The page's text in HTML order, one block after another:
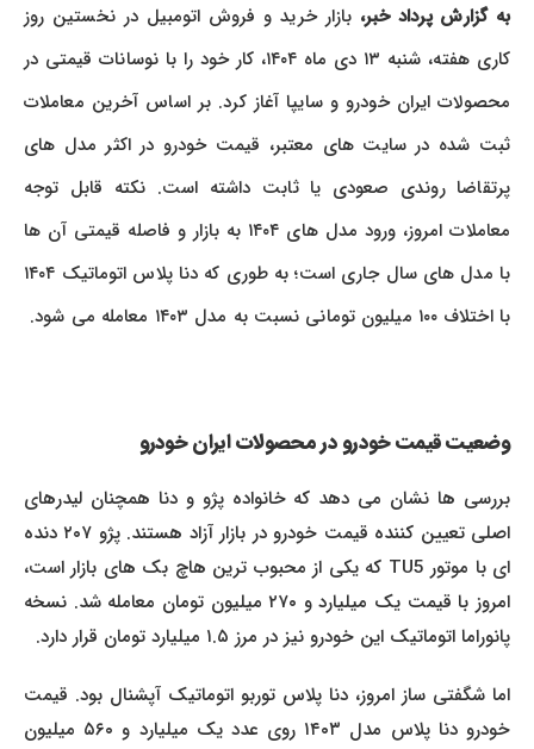
به گزارش پرداد خبر،بازار خرید و فروش اتومبیل در نخستین روز
کاری هفته، شنبه ۱۳ دی ماه ۱۴۰۴، کار خود را با نوسانات قیمتی در
محصولات ایران خودرو و سایپا آغاز کرد. بر اساس آخرین معاملات
ثبت شده در سایت های معتبر، قیمت خودرو در اکثر مدل های
پرتقاضا روندی صعودی یا ثابت داشته است. نکته قابل توجه
معاملات امروز، ورود مدل های ۱۴۰۴ به بازار و فاصله قیمتی آن ها
با مدل های سال جاری است؛ به طوری که دنا پلاس اتوماتیک ۱۴۰۴
با اختلاف ۱۰۰ میلیون تومانی نسبت به مدل ۱۴۰۳ معامله می شود.
وضعیت قیمت خودرو در محصولات ایران خودرو
بررسی ها نشان می دهد که خانواده پژو و دنا همچنان لیدرهای
اصلی تعیین کننده قیمت خودرو در بازار آزاد هستند. پژو ۲۰۷ دنده
ای با موتور TU5 که یکی از محبوب ترین هاچ بک های بازار است،
امروز با قیمت یک میلیارد و ۲۷۰ میلیون تومان معامله شد. نسخه
پانوراما اتوماتیک این خودرو نیز در مرز ۱.۵ میلیارد تومان قرار دارد.
اما شگفتی ساز امروز، دنا پلاس توربو اتوماتیک آپشنال بود. قیمت
خودرو دنا پلاس مدل ۱۴۰۳ روی عدد یک میلیارد و ۵۶۰ میلیون